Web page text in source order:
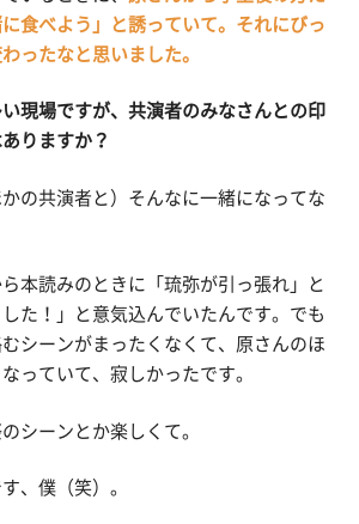
食べよう」と誘っていて。それにびっ
ったなと思いました。
現場ですが、共演者のみなさんとの印
りますか？
かの共演者と）そんなに一緒になってな
ら本読みのときに「琉弥が引っ張れ」と
た！」と意気込んでいたんです。でも
シーンがまったくなくて、原さんのほ
っていて、寂しかったです。
シーンとか楽しくて。
、僕（笑）。